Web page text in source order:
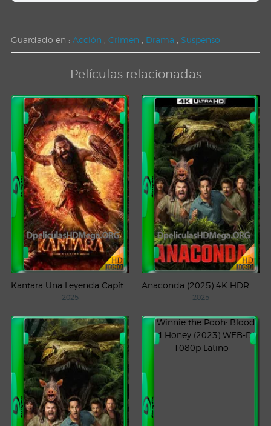
Guardado en : Acción Crimen Drama Suspenso
Películas relacionadas
2025 2025